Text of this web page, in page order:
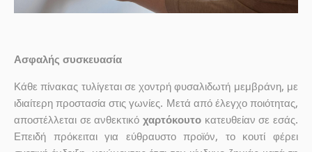
Ασφαλής συσκευασία
Κάθε πίνακας τυλίγεται σε χοντρή φυσαλιδωτή μεμβράνη, με
ιδιαίτερη προστασία στις γωνίες. Μετά από έλεγχο ποιότητας,
αποστέλλεται σε ανθεκτικό χαρτόκουτο κατευθείαν σε εσάς.
Επειδή πρόκειται για εύθραυστο προϊόν, το κουτί φέρει